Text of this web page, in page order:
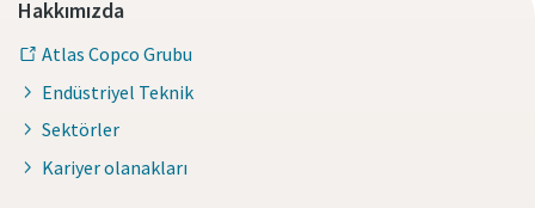
Hakkımızda
Atlas Copco Grubu
Endüstriyel Teknik
Sektörler
Kariyer olanakları